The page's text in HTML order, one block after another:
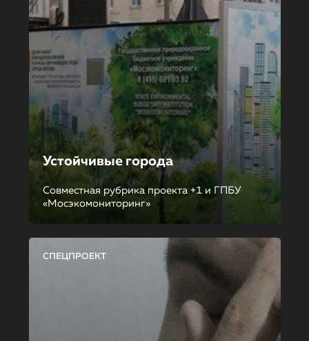
Устойчивые города
Совместная рубрика проекта +1 и ГПБУ
«Мосэкомониторинг»
СПЕЦПРОЕКТ